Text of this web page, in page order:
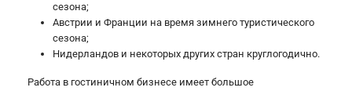
сезона;
Австрии и Франции на время зимнего туристического
сезона;
Нидерландов и некоторых других стран круглогодично.
Работа в гостиничном бизнесе имеет большое